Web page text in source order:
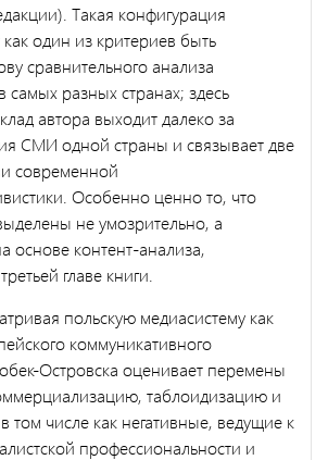
Такая конфигурация
один из критериев быть
сравнительного анализа
самых разных странах; здесь
автора выходит далеко за
СМИ одной страны и связывает две
современной
Особенно ценно то, что
не умозрительно, а
основе контент-анализа,
главе книги.
польскую медиасистему как
коммуникативного
Островска оценивает перемены
таблоидизацию и
том числе как негативные, ведущие к
профессиональности и